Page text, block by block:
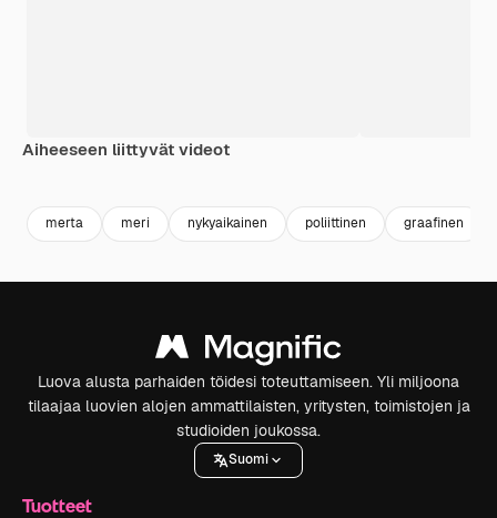
Aiheeseen liittyvät videot
merta meri nykyaikainen poliittinen graafinen
Luova alusta parhaiden töidesi toteuttamiseen. Yli miljoona
tilaajaa luovien alojen ammattilaisten, yritysten, toimistojen ja
studioiden joukossa.
Suomi
Tuotteet